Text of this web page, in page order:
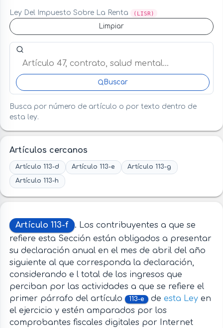
Ley Del Impuesto Sobre La Renta (LISR)
Limpiar
Buscar artículo o término en esta ley
Buscar
Busca por número de artículo o por texto dentro de
esta ley.
Artículos cercanos
Artículo 113-d Artículo 113-e
Artículo 113-g
Artículo 113-h
Artículo 113-f
. Los contribuyentes a que se
refiere esta Sección están obligados a presentar
su declaración anual en el mes de abril del año
siguiente al que corresponda la declaración,
considerando e l total de los ingresos que
perciban por las actividades a que se refiere el
primer párrafo del artículo
113-e de esta Leyen
el ejercicio y estén amparados por los
comprobantes fiscales digitales por Internet